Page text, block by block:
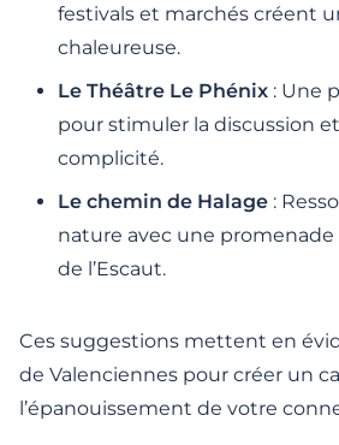
festivals et marchés créent
chaleureuse.
Le Théâtre Le Phénix : Une
pour stimuler la discussion
complicité.
Le chemin de Halage :
nature avec une promenade
de l’Escaut.
Ces suggestions mettent en
de Valenciennes pour créer un
l’épanouissement de votre